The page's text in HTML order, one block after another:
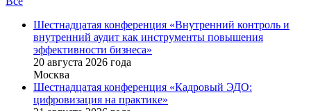
Шестнадцатая конференция «Внутренний контроль и
внутренний аудит как инструменты повышения
эффективности бизнеса»
20 августа 2026 года
Москва
Шестнадцатая конференция «Кадровый ЭДО:
цифровизация на практике»